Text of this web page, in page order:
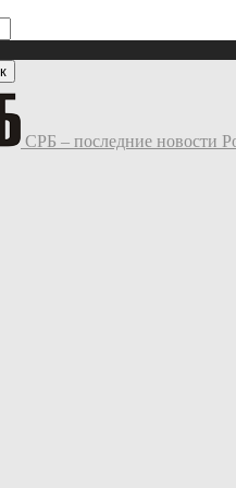
СРБ – последние новости